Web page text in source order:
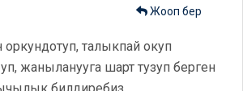
талыкпай окуп
жаныланууга шарт тузуп берген
Жооп бер